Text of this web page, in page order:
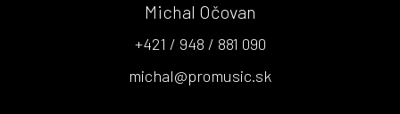
Michal Očovan
+421 / 948 / 881 090
michal@promusic.sk